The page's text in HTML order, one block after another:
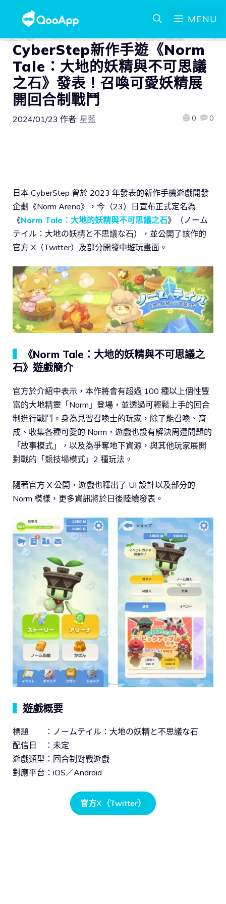
MENU
CyberStep新作手遊《Norm
Tale：大地的妖精與不可思議
之石》發表！召喚可愛妖精展
開回合制戰鬥
2024/01/23 作者: 星藍 0 0
日本 CyberStep 曾於 2023 年發表的新作手機遊戲開發
企劃《Norm Arena》，今（23）日宣布正式定名為
《Norm Tale：大地的妖精與不可思議之石》（ノーム
テイル：大地の妖精と不思議な石），並公開了該作的
官方 X（Twitter）及部分開發中遊玩畫面。
《Norm Tale：大地的妖精與不可思議之
石》遊戲簡介
官方於介紹中表示，本作將會有超過 100 種以上個性豐
富的大地精靈「Norm」登場，並透過可輕鬆上手的回合
制進行戰鬥。身為見習召喚士的玩家，除了能召喚、育
成、收集各種可愛的 Norm，遊戲也設有解決周遭問題的
「故事模式」，以及為爭奪地下資源，與其他玩家展開
對戰的「競技場模式」2 種玩法。
隨著官方 X 公開，遊戲也釋出了 UI 設計以及部分的
Norm 模樣，更多資訊將於日後陸續發表。
遊戲概要
標題 ：ノームテイル：大地の妖精と不思議な石
配信日 ：未定
遊戲類型：回合制對戰遊戲
對應平台：iOS／Android
官方X（Twitter）